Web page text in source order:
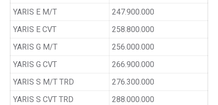
YARIS E M/T
247.900.000
YARIS E CVT
258.800.000
YARIS G M/T
256.000.000
YARIS G CVT
266.900.000
YARIS S M/T TRD
276.300.000
YARIS S CVT TRD
288.000.000